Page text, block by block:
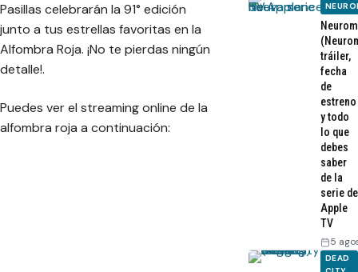
Pasillas celebrarán la 91° edición
junto a tus estrellas favoritas en la
Alfombra Roja. ¡No te pierdas ningún
detalle!.
Puedes ver el streaming online de la
alfombra roja a continuación:
tráiler,
fecha
de
estreno
y todo
lo que
debes
saber
de la
serie de
Apple
TV
5
DEAD